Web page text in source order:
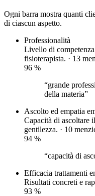
Ogni barra mostra quanti
di ciascun aspetto.
Professionalità
Livello di
fisioterapista. · 13
96 %
“grande
della materia”
Ascolto ed empatia
Capacità di ascoltare
gentilezza. · 10
94 %
“capacità di
Efficacia trattamenti
Risultati concreti e
93 %